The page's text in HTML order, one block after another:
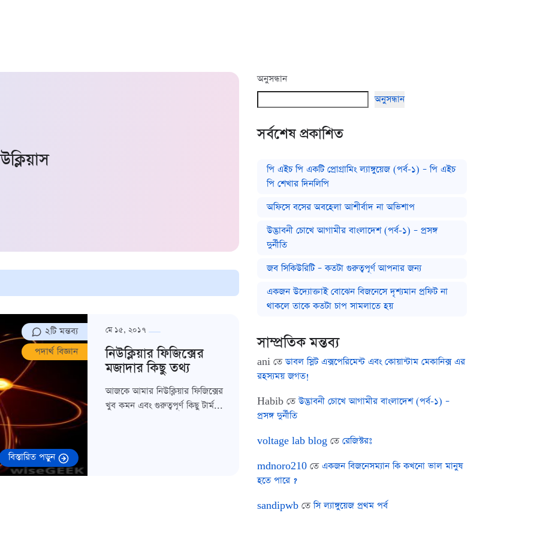
২টি মন্তব্য
পদার্থ বিজ্ঞান
বিস্তারিত পড়ুন
মে ১৫, ২০১৭
নিউক্লিয়ার ফিজিক্সের
মজাদার কিছু তথ্য
আজকে আমার নিউক্লিয়ার ফিজিক্সের
খুব কমন এবং গুরুত্বপূর্ণ কিছু টার্ম...
অনুসন্ধান
অনুসন্ধান
সর্বশেষ প্রকাশিত
পি এইচ পি একটি প্রোগ্রামিং ল্যাঙ্গুয়েজ (পর্ব-১) – পি এইচ
পি শেখার দিনলিপি
অফিসে বসের অবহেলা আশীর্বাদ না অভিশাপ
উদ্ভাবনী চোখে আগামীর বাংলাদেশ (পর্ব-১) – প্রসঙ্গ
দুর্নীতি
জব সিকিউরিটি – কতটা গুরুত্বপূর্ণ আপনার জন্য
একজন উদ্যোক্তাই বোঝেন বিজনেসে দৃশ্যমান প্রফিট না
থাকলে তাকে কতটা চাপ সামলাতে হয়
সাম্প্রতিক মন্তব্য
ani তেডাবল স্লিট এক্সপেরিমেন্ট এবং কোয়ান্টাম মেকানিক্স এর
রহস্যময় জগত!
Habib তেউদ্ভাবনী চোখে আগামীর বাংলাদেশ (পর্ব-১) –
প্রসঙ্গ দুর্নীতি
voltage lab blog তেরেজিস্টরঃ
mdnoro210 তেএকজন বিজনেসম্যান কি কখনো ভাল মানুষ
হতে পারে ?
sandipwb তেসি ল্যাঙ্গুয়েজ প্রথম পর্ব